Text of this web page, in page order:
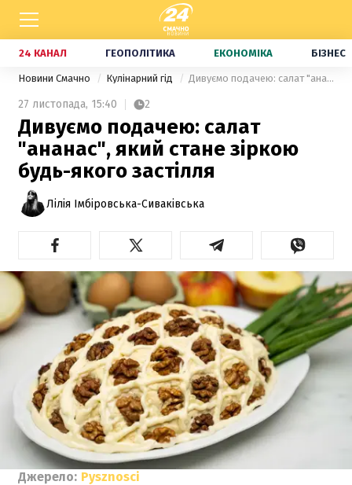
24 КАНАЛ ГЕОПОЛІТИКА ЕКОНОМІКА БІЗНЕС
Новини Смачно Кулінарний гід Дивуємо подачею: салат "ананас", який стане зіркою будь-якого застілля
27 листопада, 15:40 2
Дивуємо подачею: салат
"ананас", який стане зіркою
будь-якого застілля
Лілія Імбіровська-Сиваківська
Джерело: Pysznosci